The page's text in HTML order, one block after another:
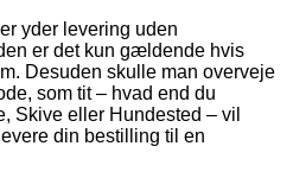
yder levering uden
er det kun gældende hvis
Desuden skulle man overveje
som tit – hvad end du
Skive eller Hundested – vil
din bestilling til en